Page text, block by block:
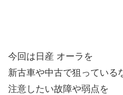
今回は日産 オーラを
新古車や中古で狙っている
注意したい故障や弱点を